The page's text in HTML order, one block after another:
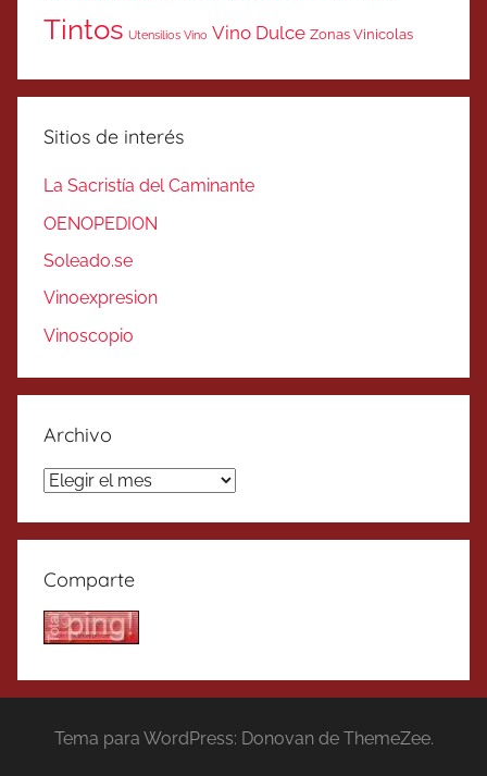
Tintos Utensilios Vino Vino Dulce Zonas Vinicolas
Sitios de interés
La Sacristía del Caminante
OENOPEDION
Soleado.se
Vinoexpresion
Vinoscopio
Archivo
Archivo
Comparte
Tema para WordPress: Donovan de ThemeZee.